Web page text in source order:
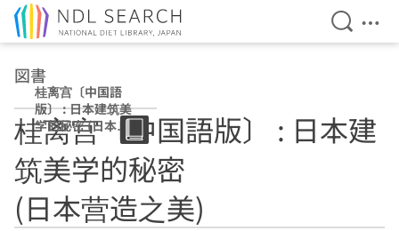
Open
図書
桂离宫〔中国語
版〕 : 日本建筑美
学的秘密 (日本营
造之美)
桂离宫〔中国語版〕 : 日本建
筑美学的秘密
(日本营造之美)